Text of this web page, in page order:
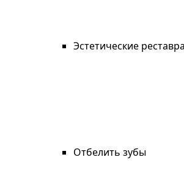
Эстетические
Отбелить зубы